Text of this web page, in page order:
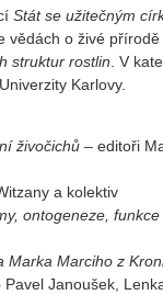
Stát se užitečným
o živé
struktur rostlin. V
Karlovy.
živočichů – editoři
a kolektiv
ontogeneze,
Marka Marciho z
Pavel Janoušek,